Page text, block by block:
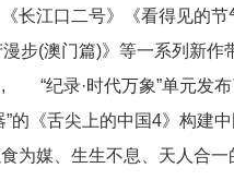
长江口二号》《看得见的节
步(澳门篇)》等一系列新作
“纪录·时代万象”单元发布
的《舌尖上的中国4》构建
为媒、生生不息、天人合